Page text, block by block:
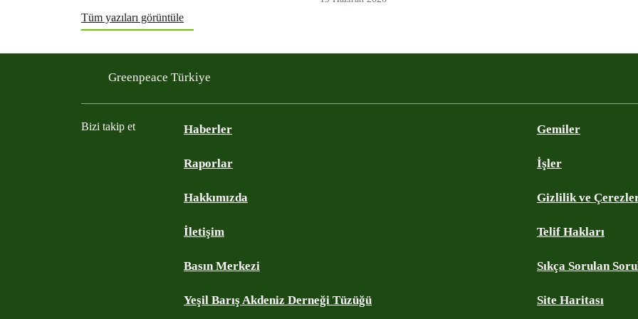
Tüm yazıları görüntüle
Greenpeace Türkiye
Bizi takip et Haberler
Raporlar
Hakkımızda
İletişim
Basın Merkezi
Yeşil Barış Akdeniz Derneği Tüzüğü
Gemiler
İşler
Gizlilik ve
Telif Hakları
Sıkça Sorulan
Site Haritası